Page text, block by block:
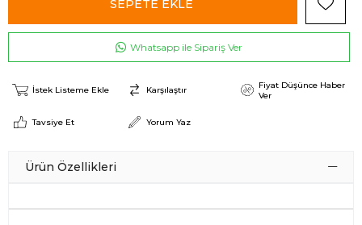
Whatsapp ile Sipariş Ver
İstek Listeme Ekle Karşılaştır
Fiyat Düşünce Haber
Ver
Tavsiye Et Yorum Yaz
Ürün Özellikleri